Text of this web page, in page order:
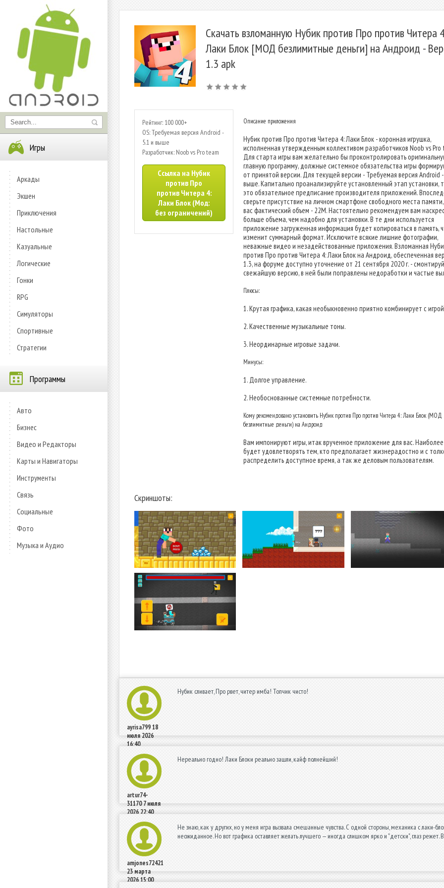
Игры
Аркады
Экшен
Приключения
Настольные
Казуальные
Логические
Гонки
RPG
Симуляторы
Спортивные
Стратегии
Программы
Авто
Бизнес
Видео и Редакторы
Карты и Навигаторы
Инструменты
Связь
Социальные
Фото
Музыка и Аудио
Скачать взломанную Нубик против Про против Читера
Лаки Блок [МОД безлимитные деньги] на Андроид -
1.3 apk
Рейтинг: 100 000+
OS: Требуемая версия Android -
5.1 и выше
Разработчик: Noob vs Pro team
Ссылка на Нубик
против Про
против Читера 4:
Лаки Блок (Мод:
без ограничений)
Описание приложения
Нубик против Про против Читера 4: Лаки Блок - коронная игрушка,
исполненная утвержденным коллективом разработчиков Noob vs Pro
Для старта игры вам желательно бы проконтролировать
главную программу, должные системное обязательства игры
от принятой версии. Для текущей версии - Требуемая версия Android
выше. Капитально проанализируйте установленный этап установки,
это обязательное предписание производителя приложений.
сверьте присутствие на личном смартфоне свободного места
вас фактический объем - 22M. Настоятельно рекомендуем вам
больше объема, чем надобно для установки. В те дни используется
приложение загруженная информация будет копироваться в память,
изменит суммарный формат. Исключите всякие лишние фотографии,
неважные видео и незадействованные приложения. Взломанная
против Про против Читера 4: Лаки Блок на Андроид, обеспеченная
1.3, на форуме доступно уточнение от 21 сентября 2020 г. -
свежайшую версию, в ней были поправлены недоработки и частые
Плюсы:
1. Крутая графика, какая необыкновенно приятно комбинирует с
2. Качественные музыкальные тоны.
3. Неординарные игровые задачи.
Минусы:
1. Долгое управление.
2. Необоснованные системные потребности.
Кому рекомендовано установить Нубик против Про против Читера 4: Лаки Блок (МОД
безлимитные деньги) на Андроид
Вам импонируют игры, итак врученное приложение для вас. Наиболее
будет удовлетворять тем, кто предполагает жизнерадостно и с
распределить доступное время, а так же деловым пользователям.
Скриншоты:
ayrisa79918
июля 2026
16:40
Нубик сливает, Про рвет, читер имба! Топчик чисто!
artur74-
31170 7 июля
2026 22:40
Нереально годно! Лаки Блоки реально зашли, кайф полнейший!
amjones72421
23 марта
2026 15:00
Не знаю, как у других, но у меня игра вызвала смешанные чувства. С одной стороны, механика с лаки-
неожиданное. Но вот графика оставляет желать лучшего — иногда слишком ярко и "детски", глаз